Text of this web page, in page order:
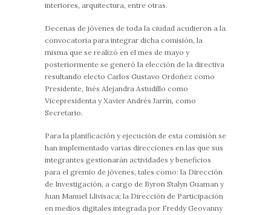
interiores, arquitectura, entre otras.
Decenas de jóvenes de toda la ciudad acudieron a la
convocatoria para integrar dicha comisión, la
misma que se realizó en el mes de mayo y
posteriormente se generó la elección de la directiva
resultando electo Carlos Gustavo Ordoñez como
Presidente, Inés Alejandra Astudillo como
Vicepresidenta y Xavier Andrés Jarrín, como
Secretario.
Para la planificación y ejecución de esta comisión se
han implementado varias direcciones en las que sus
integrantes gestionarán actividades y beneficios
para el gremio de jóvenes, tales como: la Dirección
de Investigación, a cargo de Byron Stalyn Guaman y
Juan Manuel Llivisaca; la Dirección de Participación
en medios digitales integrada por Freddy Geovanny